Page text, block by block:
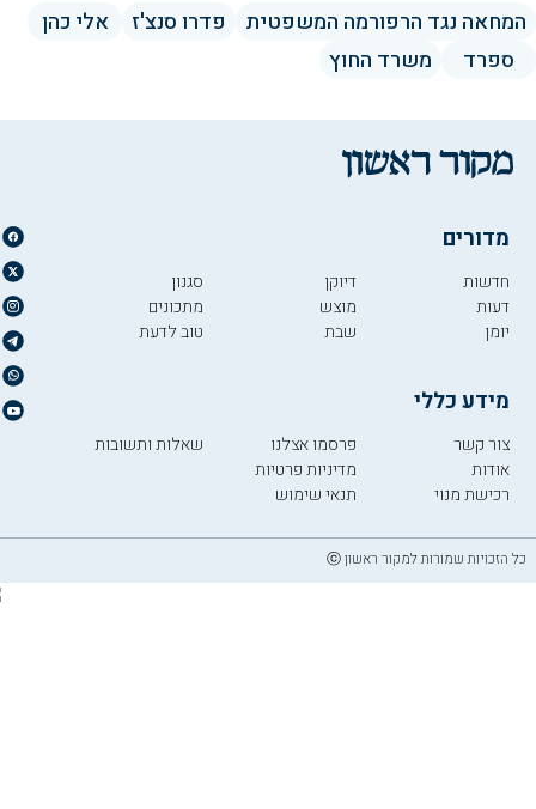
המחאה נגד הרפורמה המשפטית פדרו סנצ'ז
אלי כהן
ספרד
משרד החוץ
מדורים
חדשות
דעות
יומן
דיוקן
מוצש
שבת
סגנון
מתכונים
טוב לדעת
מידע כללי
צור קשר
אודות
רכישת מנוי
פרסמו אצלנו
מדיניות פרטיות
תנאי שימוש
שאלות ותשובות
כל הזכויות שמורות למקור ראשון ⓒ